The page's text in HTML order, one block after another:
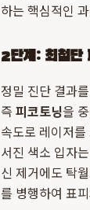
하는 핵심적인
2단계: 최첨단
정밀 진단 결과
즉 피코토닝을
속도로 레이저
서진 색소 입자
신 제거에도 탁
를 병행하여 표